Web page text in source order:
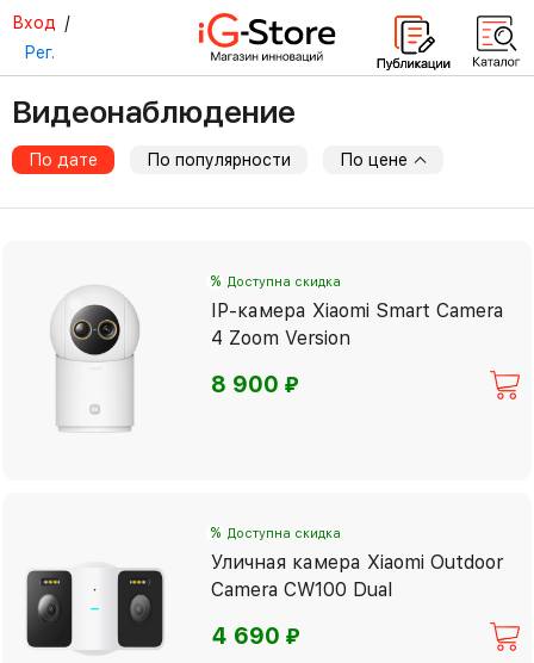
Вход /
Рег.
Видеонаблюдение
По дате По популярности По цене
% Доступна скидка
IP-камера Xiaomi Smart Camera
4 Zoom Version
8 900⃏
% Доступна скидка
Уличная камера Xiaomi Outdoor
Camera CW100 Dual
4 690⃏